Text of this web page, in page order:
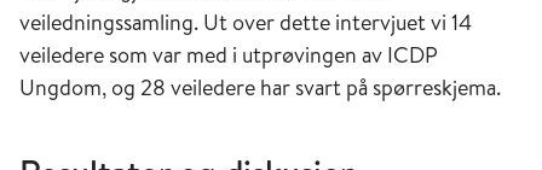
veiledningssamling. Ut over dette intervjuet vi 14
veiledere som var med i utprøvingen av ICDP
Ungdom, og 28 veiledere har svart på spørreskjema.